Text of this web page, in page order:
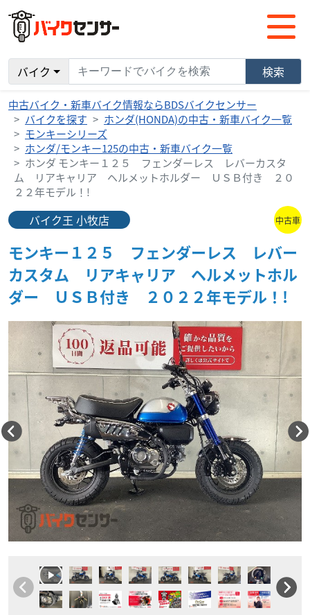
バイク 検索
中古バイク・新車バイク情報ならBDSバイクセンサー
バイクを探す
ホンダ(HONDA)の中古・新車バイク一覧
モンキーシリーズ
ホンダ/モンキー125の中古・新車バイク一覧
ホンダ モンキー１２５ フェンダーレス レバーカスタ
ム リアキャリア ヘルメットホルダー ＵＳＢ付き ２０
２２年モデル！!
バイク王 小牧店 中古車
モンキー１２５ フェンダーレス レバー
カスタム リアキャリア ヘルメットホル
ダー ＵＳＢ付き ２０２２年モデル！!